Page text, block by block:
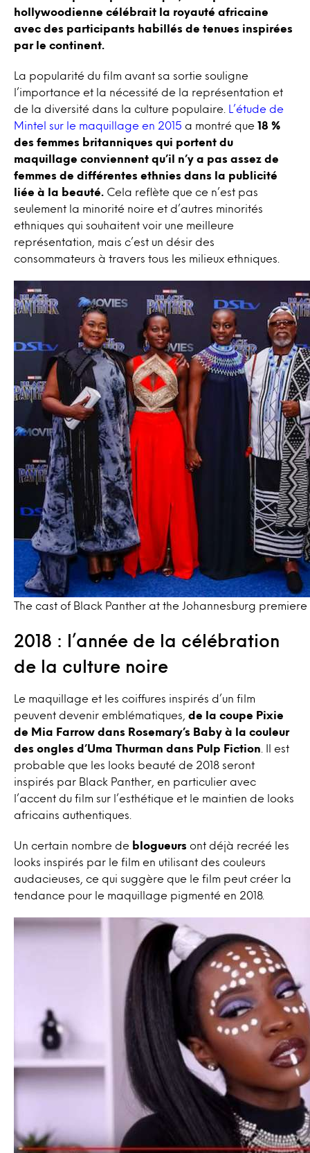
hollywoodienne célébrait la royauté africaine
avec des participants habillés de tenues inspirées
par le continent.
La popularité du film avant sa sortie souligne
l’importance et la nécessité de la représentation et
de la diversité dans la culture populaire.
L’étude de
Mintel sur le maquillage en 2015 a montré que 18 %
des femmes britanniques qui portent du
maquillage conviennent qu’il n’y a pas assez de
femmes de différentes ethnies dans la publicité
liée à la beauté.
Cela reflète que ce n’est pas
seulement la minorité noire et d’autres minorités
ethniques qui souhaitent voir une meilleure
représentation, mais c’est un désir des
consommateurs à travers tous les milieux ethniques.
The cast of Black Panther at the Johannesburg premiere
2018 : l’année de la célébration
de la culture noire
Le maquillage et les coiffures inspirés d’un film
peuvent devenir emblématiques, de la coupe Pixie
de Mia Farrow dans Rosemary’s Baby à la couleur
des ongles d’Uma Thurman dans Pulp Fiction . Il est
probable que les looks beauté de 2018 seront
inspirés par Black Panther, en particulier avec
l’accent du film sur l’esthétique et le maintien de looks
africains authentiques.
Un certain nombre de blogueurs ont déjà recréé les
looks inspirés par le film en utilisant des couleurs
audacieuses, ce qui suggère que le film peut créer la
tendance pour le maquillage pigmenté en 2018.